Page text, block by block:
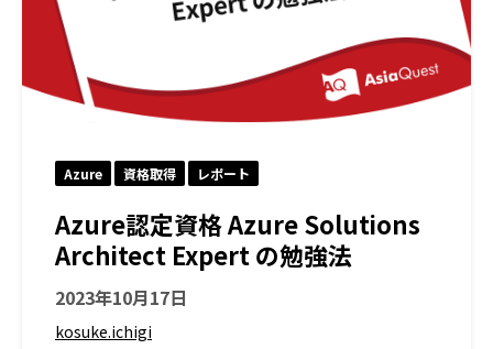
Azure 資格取得 レポート
Azure認定資格 Azure Solutions
Architect Expert の勉強法
2023年10月17日
kosuke.ichigi